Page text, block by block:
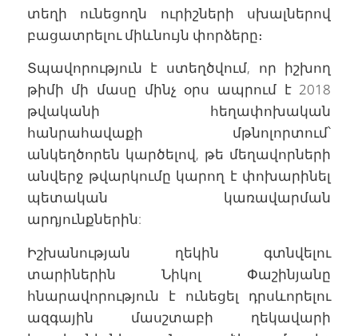
տեղի ունեցողն ուրիշների սխալներով
բացատրելու միևնույն փորձերը։
Տպավորություն է ստեղծվում, որ իշխող
թիմի մի մասը մինչ օրս ապրում է 2018
թվականի հեղափոխական
հանրահավաքի մթնոլորտում՝
անկեղծորեն կարծելով, թե մեղավորների
անվերջ թվարկումը կարող է փոխարինել
պետական կառավարման
արդյունքներին:
Իշխանության ղեկին գտնվելու
տարիներին Նիկոլ Փաշինյանը
հնարավորություն է ունեցել դրսևորելու
ազգային մասշտաբի ղեկավարի